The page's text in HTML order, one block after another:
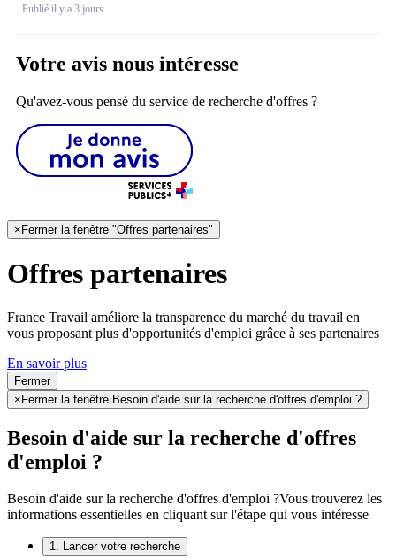
Publié il y a 3 jours
Votre avis nous intéresse
Qu'avez-vous pensé du service de recherche d'offres ?
× Fermer la fenêtre "Offres partenaires"
Offres partenaires
France Travail améliore la transparence du marché du travail en
vous proposant plus d'opportunités d'emploi grâce à ses partenaires
En savoir plus
Fermer
×Fermer la fenêtre Besoin d'aide sur la recherche d'offres d'emploi ?
Besoin d'aide sur la recherche d'offres
d'emploi ?
Besoin d'aide sur la recherche d'offres d'emploi ?Vous trouverez les
informations essentielles en cliquant sur l'étape qui vous intéresse
1. Lancer votre recherche